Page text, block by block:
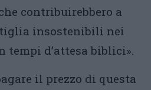
contribuirebbero a
insostenibili nei
tempi d’attesa biblici».
il prezzo di questa